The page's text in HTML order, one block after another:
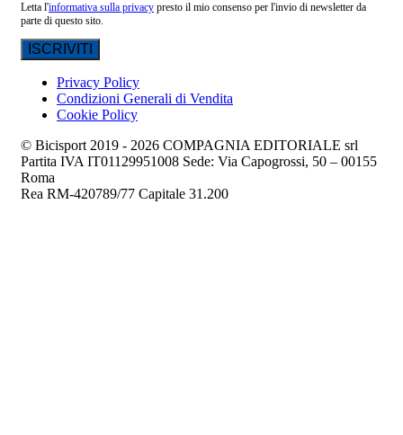
Letta l'informativa sulla privacy presto il mio consenso per l'invio di newsletter da
parte di questo sito.
Privacy Policy
Condizioni Generali di Vendita
Cookie Policy
© Bicisport 2019 - 2026 COMPAGNIA EDITORIALE srl
Partita IVA IT01129951008 Sede: Via Capogrossi, 50 – 00155
Roma
Rea RM-420789/77 Capitale 31.200